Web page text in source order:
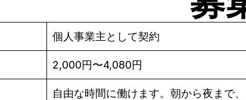
個人事業主として契約
2,000円〜4,080円
自由な時間に働けます。朝から夜まで